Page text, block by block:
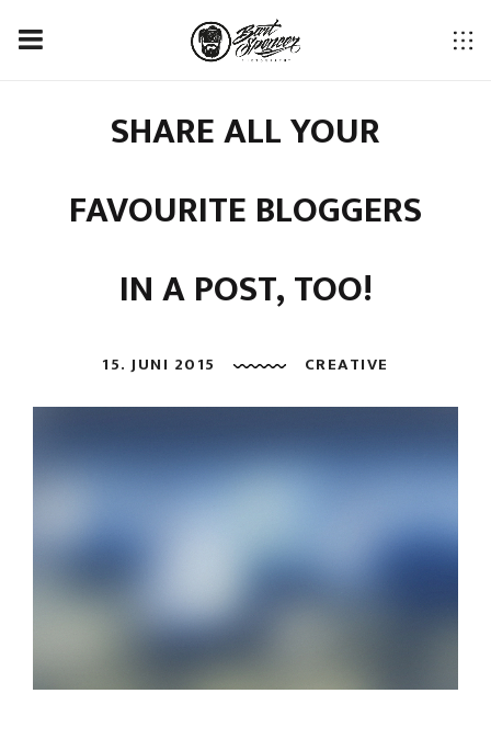
SHARE ALL YOUR
FAVOURITE BLOGGERS
IN A POST, TOO!
15. JUNI 2015 CREATIVE